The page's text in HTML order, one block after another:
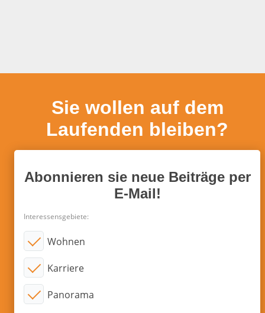
Sie wollen auf dem
Laufenden bleiben?
Abonnieren sie neue Beiträge per
E-Mail!
Interessensgebiete:
Wohnen
Karriere
Panorama